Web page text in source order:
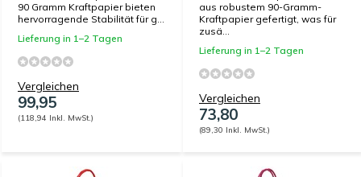
90 Gramm Kraftpapier bieten
hervorragende Stabilität für g...
Lieferung in 1–2 Tagen
Vergleichen
99,95
(118,94 Inkl. MwSt.)
aus robustem 90-Gramm-
Kraftpapier gefertigt, was für
zusä...
Lieferung in 1–2 Tagen
Vergleichen
73,80
(89,30 Inkl. MwSt.)